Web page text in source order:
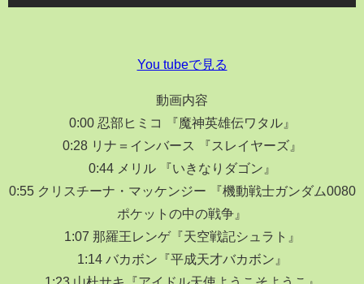
You tubeで見る
動画内容
0:00 忍部ヒミコ 『魔神英雄伝ワタル』
0:28 リナ＝インバース 『スレイヤーズ』
0:44 メリル 『いきなりダゴン』
0:55 クリスチーナ・マッケンジー 『機動戦士ガンダム0080
ポケットの中の戦争』
1:07 那羅王レンゲ『天空戦記シュラト』
1:14 バカボン『平成天才バカボン』
1:23 山杜サキ『アイドル天使ようこそようこ』